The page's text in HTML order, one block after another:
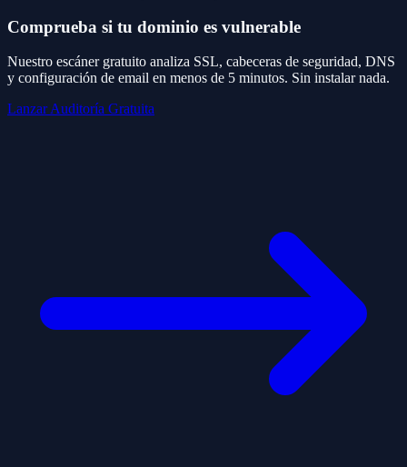
Comprueba si tu dominio es vulnerable
Nuestro escáner gratuito analiza SSL, cabeceras de seguridad, DNS
y configuración de email en menos de 5 minutos. Sin instalar nada.
Lanzar Auditoría Gratuita